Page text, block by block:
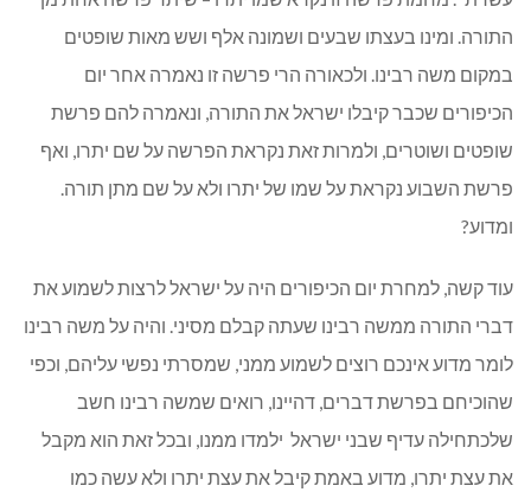
התורה. ומינו בעצתו שבעים ושמונה אלף ושש מאות שופטים
במקום משה רבינו. ולכאורה הרי פרשה זו נאמרה אחר יום
הכיפורים שכבר קיבלו ישראל את התורה, ונאמרה להם פרשת
שופטים ושוטרים, ולמרות זאת נקראת הפרשה על שם יתרו, ואף
פרשת השבוע נקראת על שמו של יתרו ולא על שם מתן תורה.
ומדוע?
עוד קשה, למחרת יום הכיפורים היה על ישראל לרצות לשמוע את
דברי התורה ממשה רבינו שעתה קבלם מסיני. והיה על משה רבינו
לומר מדוע אינכם רוצים לשמוע ממני, שמסרתי נפשי עליהם, וכפי
שהוכיחם בפרשת דברים, דהיינו, רואים שמשה רבינו חשב
שלכתחילה עדיף שבני ישראל ילמדו ממנו, ובכל זאת הוא מקבל
את עצת יתרו, מדוע באמת קיבל את עצת יתרו ולא עשה כמו